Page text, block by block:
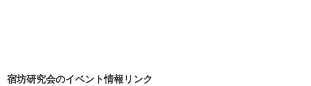
宿坊研究会のイベント情報リンク